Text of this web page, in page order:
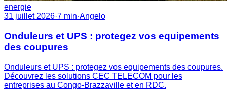
energie
31 juillet 2026·7 min·Angelo
Onduleurs et UPS : protegez vos equipements
des coupures
Onduleurs et UPS : protegez vos equipements des coupures.
Découvrez les solutions CEC TELECOM pour les
entreprises au Congo-Brazzaville et en RDC.